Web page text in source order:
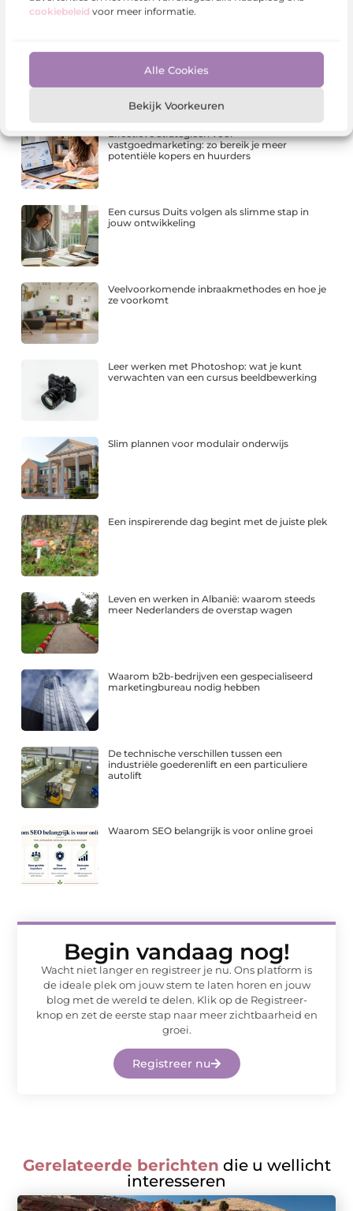
cookiebeleid voor meer informatie.
Alle Cookies
Bekijk Voorkeuren
beveiligingsoplossingen voor particulieren en
Effectieve strategieën voor
vastgoedmarketing: zo bereik je meer
potentiële kopers en huurders
Een cursus Duits volgen als slimme stap in
jouw ontwikkeling
Veelvoorkomende inbraakmethodes en hoe je
ze voorkomt
Leer werken met Photoshop: wat je kunt
verwachten van een cursus beeldbewerking
Slim plannen voor modulair onderwijs
Een inspirerende dag begint met de juiste plek
Leven en werken in Albanië: waarom steeds
meer Nederlanders de overstap wagen
Waarom b2b-bedrijven een gespecialiseerd
marketingbureau nodig hebben
De technische verschillen tussen een
industriële goederenlift en een particuliere
autolift
Waarom SEO belangrijk is voor online groei
Begin vandaag nog!
Wacht niet langer en registreer je nu. Ons platform is
de ideale plek om jouw stem te laten horen en jouw
blog met de wereld te delen. Klik op de Registreer-
knop en zet de eerste stap naar meer zichtbaarheid en
groei.
Registreer nu
Gerelateerde berichten die u wellicht
interesseren